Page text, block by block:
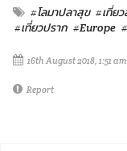
#โลมาปลาสุข #เที่ยว
#เที่ยวปราก #Europe
16th August 2018, 1:51 am
Report